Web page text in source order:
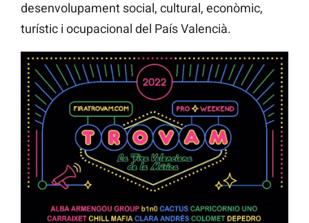
desenvolupament social, cultural, econòmic,
turístic i ocupacional del País Valencià.